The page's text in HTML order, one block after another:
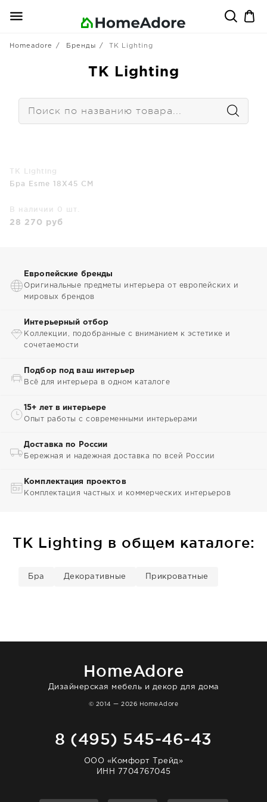
Homeadore Бренды TK Lighting
TK Lighting
TK Lighting
Бра Esme 18X45 CM
В наличии 0 шт.
28 270 руб
Европейские бренды
Оригинальные предметы интерьера от европейских и
мировых брендов
Интерьерный отбор
Коллекции, подобранные с вниманием к эстетике и
сочетаемости
Подбор под ваш интерьер
Всё для интерьера в одном каталоге
15+ лет в интерьере
Опыт работы с современными интерьерами
Доставка по России
Бережная и надежная доставка по всей России
Комплектация проектов
Комплектация частных и коммерческих интерьеров
TK Lighting в общем каталоге:
Бра Декоративные Прикроватные
HomeAdore
Дизайнерская мебель и декор для дома
© 2014 — 2026 HomeAdore
8 (495) 545-46-43
ООО «Комфорт Трейд»
ИНН 7704767045